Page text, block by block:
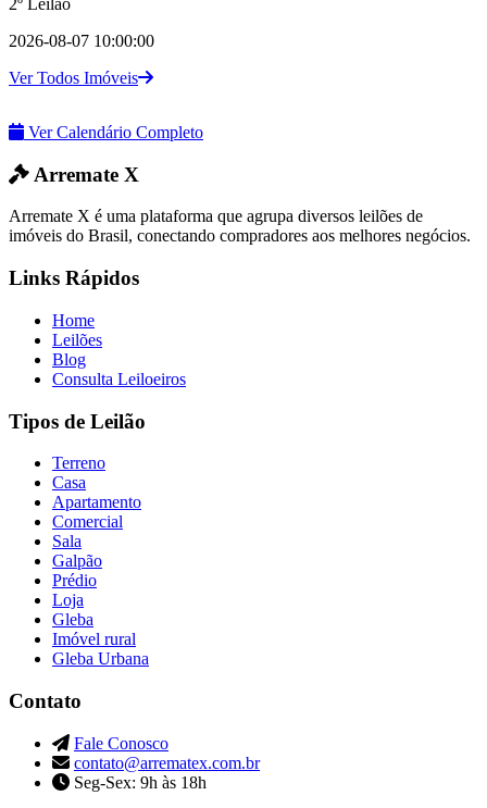
2º Leilão
2026-08-07 10:00:00
Ver Todos Imóveis
Ver Calendário Completo
Arremate X
Arremate X é uma plataforma que agrupa diversos leilões de
imóveis do Brasil, conectando compradores aos melhores negócios.
Links Rápidos
Home
Leilões
Blog
Consulta Leiloeiros
Tipos de Leilão
Terreno
Casa
Apartamento
Comercial
Sala
Galpão
Prédio
Loja
Gleba
Imóvel rural
Gleba Urbana
Contato
Fale Conosco
contato@arrematex.com.br
Seg-Sex: 9h às 18h